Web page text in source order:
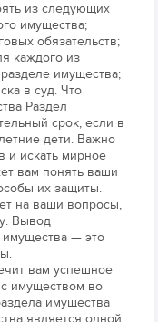
из следующих
имущества;
обязательств;
каждого из
имущества;
в суд. Что
Раздел
срок, если в
дети. Важно
и искать мирное
вам понять ваши
их защиты.
на ваши вопросы,
Вывод
имущества — это
вам успешное
имуществом во
имущества